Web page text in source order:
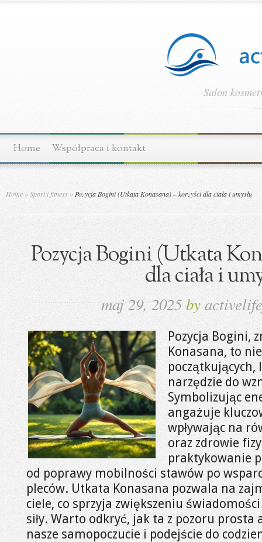
Salon
Home Współpraca i kontakt
Home »Sport i fitness » Pozycja Bogini (Utkata Konasana) – korzyści dla ciała i umysłu
Pozycja Bogini (Utkata
dla ciała i
maj 29, 2025by
Pozycja Bogini,
Konasana, to
początkujących,
narzędzie do
Symbolizując
angażuje
wpływając na
oraz zdrowie
praktykowanie
od poprawy mobilności stawów po
pleców. Utkata Konasana pozwala na
ciele, co sprzyja zwiększeniu
siły. Warto odkryć, jak ta z pozoru
nasze samopoczucie i podejście do